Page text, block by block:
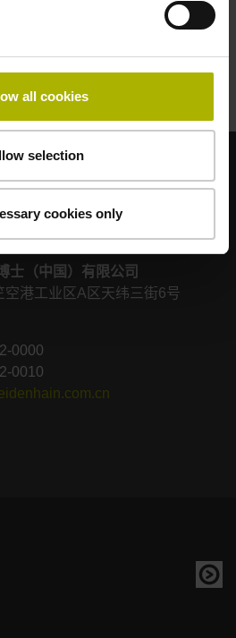
all cookies
selection
cookies only
士（中国）有限公司
空港工业区A区天纬三街6号
0000
0010